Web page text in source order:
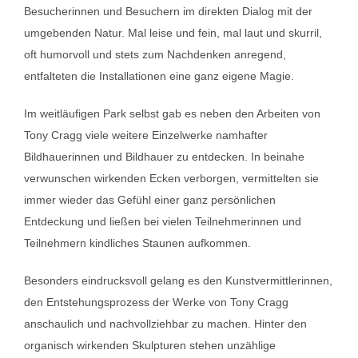
Besucherinnen und Besuchern im direkten Dialog mit der
umgebenden Natur. Mal leise und fein, mal laut und skurril,
oft humorvoll und stets zum Nachdenken anregend,
entfalteten die Installationen eine ganz eigene Magie.
Im weitläufigen Park selbst gab es neben den Arbeiten von
Tony Cragg viele weitere Einzelwerke namhafter
Bildhauerinnen und Bildhauer zu entdecken. In beinahe
verwunschen wirkenden Ecken verborgen, vermittelten sie
immer wieder das Gefühl einer ganz persönlichen
Entdeckung und ließen bei vielen Teilnehmerinnen und
Teilnehmern kindliches Staunen aufkommen.
Besonders eindrucksvoll gelang es den Kunstvermittlerinnen,
den Entstehungsprozess der Werke von Tony Cragg
anschaulich und nachvollziehbar zu machen. Hinter den
organisch wirkenden Skulpturen stehen unzählige